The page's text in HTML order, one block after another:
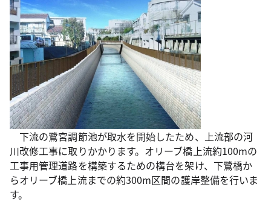
下流の鷺宮調節池が取水を開始したため、上流部の河
川改修工事に取りかかります。オリーブ橋上流約100mの
工事用管理道路を構築するための構台を架け、下鷺橋か
らオリーブ橋上流までの約300m区間の護岸整備を行いま
す。